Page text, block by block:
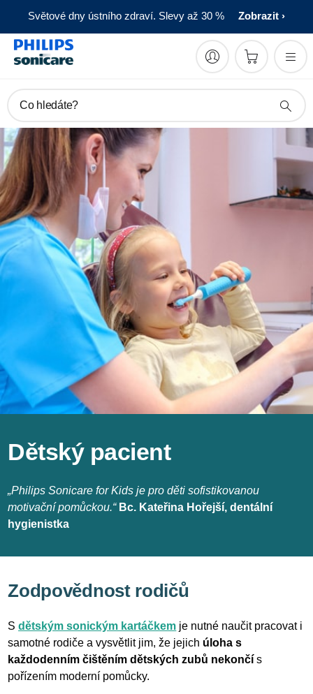
Světové dny ústního zdraví. Slevy až 30 % Zobrazit
Co hledáte?
Dětský pacient
„Philips Sonicare for Kids je pro děti sofistikovanou
motivační pomůckou.“ Bc. Kateřina Hořejší, dentální
hygienistka
Zodpovědnost rodičů
Sdětským sonickým kartáčkem je nutné naučit pracovat i
samotné rodiče a vysvětlit jim, že jejich úloha s
každodenním čištěním dětských zubů nekončí s
pořízením moderní pomůcky.